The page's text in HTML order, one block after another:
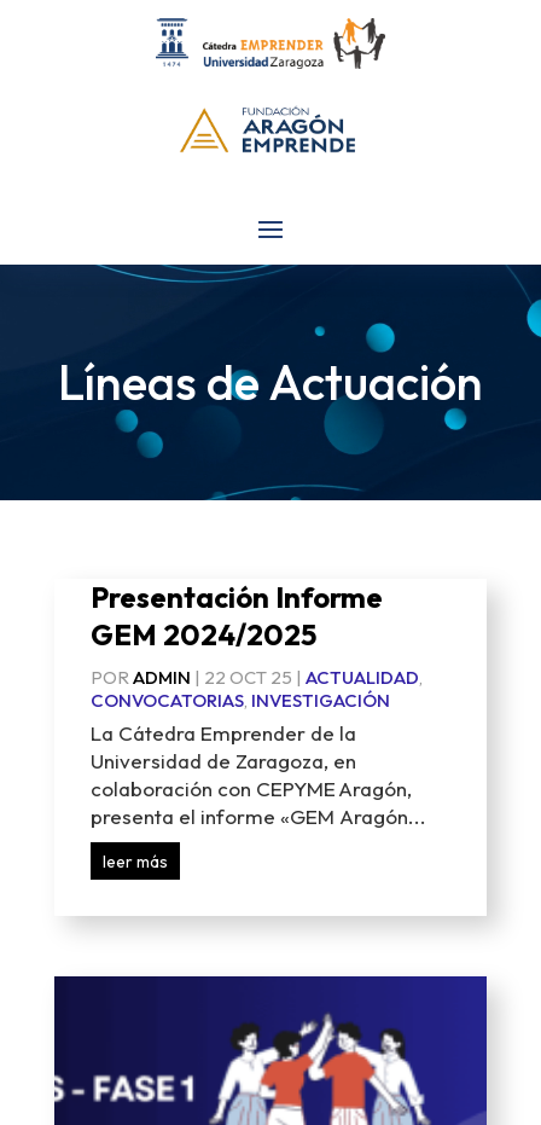
Líneas de Actuación
Presentación Informe
GEM 2024/2025
PORADMIN | 22 OCT 25 | ACTUALIDAD,
CONVOCATORIAS, INVESTIGACIÓN
La Cátedra Emprender de la
Universidad de Zaragoza, en
colaboración con CEPYME Aragón,
presenta el informe «GEM Aragón...
leer más